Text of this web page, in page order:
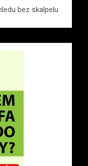
bez skalpelu